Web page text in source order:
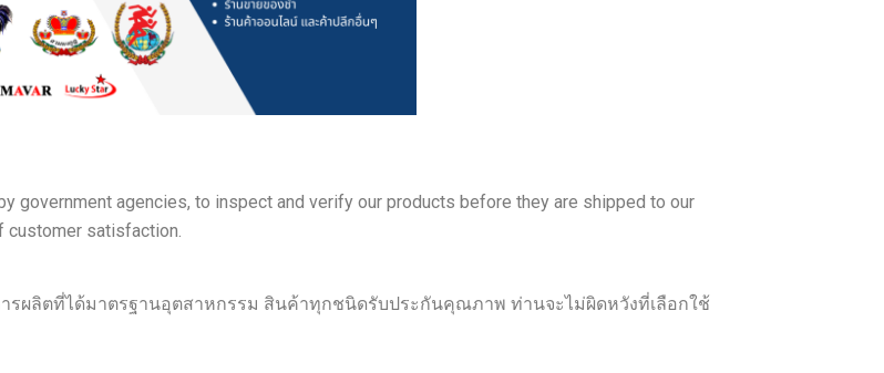
government agencies, to inspect and verify our products before they are shipped to our
customer satisfaction.
รผลิตที่ได้มาตรฐานอุตสาหกรรม สินค้าทุกชนิดรับประกันคุณภาพ ท่านจะไม่ผิดหวังที่เลือกใช้